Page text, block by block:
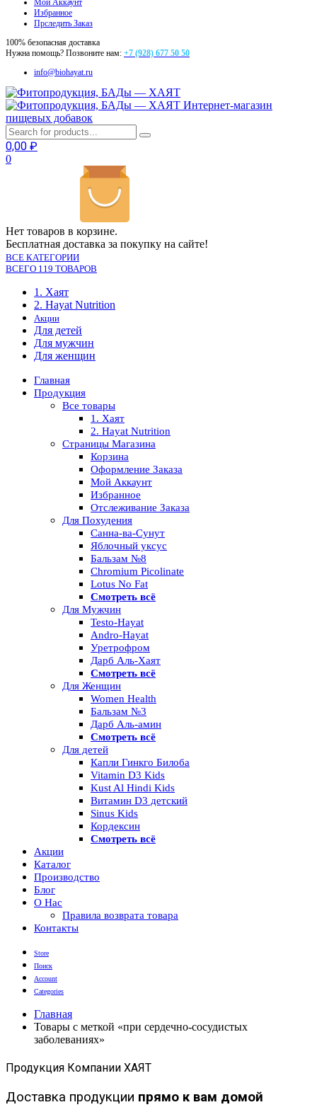
Мой Аккаунт
Избранное
Прследить Заказ
100% безопасная доставка
Нужна помощь? Позвоните нам: +7 (928) 677 50 50
info@biohayat.ru
Интернет-магазин
пищевых добавок
0,00 ₽
0
Нет товаров в корзине.
Бесплатная доставка за покупку на сайте!
ВСЕ КАТЕГОРИИ
ВСЕГО 119 ТОВАРОВ
1. Хаят
2. Hayat Nutrition
Акции
Для детей
Для мужчин
Для женщин
Главная
Продукция
Все товары
1. Хаят
2. Hayat Nutrition
Страницы Магазина
Корзина
Оформление Заказа
Мой Аккаунт
Избранное
Отслеживание Заказа
Для Похудения
Санна-ва-Сунут
Яблочный уксус
Бальзам №8
Chromium Picolinate
Lotus No Fat
Смотреть всё
Для Мужчин
Testo-Hayat
Andro-Hayat
Уретрофром
Дарб Аль-Хаят
Смотреть всё
Для Женщин
Women Health
Бальзам №3
Дарб Аль-амин
Смотреть всё
Для детей
Капли Гинкго Билоба
Vitamin D3 Kids
Kust Al Hindi Kids
Витамин D3 детский
Sinus Kids
Кордексин
Смотреть всё
Акции
Каталог
Производство
Блог
О Нас
Правила возврата товара
Контакты
Store
Поиск
Account
Categories
Главная
Товары с меткой «при сердечно-сосудистых
заболеваниях»
Продукция Компании ХАЯТ
Доставка продукции прямо к вам домой